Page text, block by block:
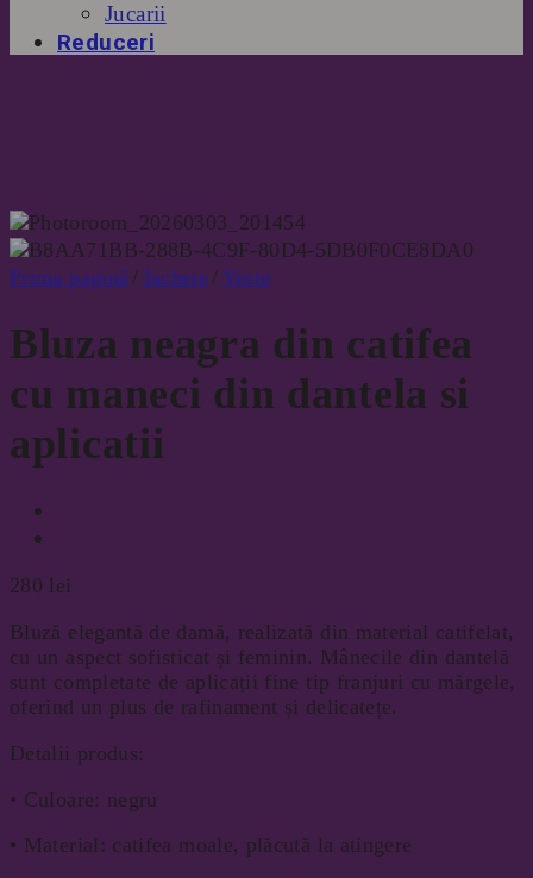
Jucarii
Reduceri
Prima pagină / Jachete / Veste
Bluza neagra din catifea
cu maneci din dantela si
aplicatii
280 lei
Bluză elegantă de damă, realizată din material catifelat,
cu un aspect sofisticat și feminin. Mânecile din dantelă
sunt completate de aplicații fine tip franjuri cu mărgele,
oferind un plus de rafinament și delicatețe.
Detalii produs:
• Culoare: negru
• Material: catifea moale, plăcută la atingere